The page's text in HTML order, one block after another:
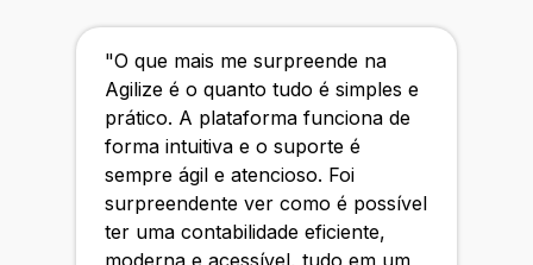
"O que mais me surpreende na
Agilize é o quanto tudo é simples e
prático. A plataforma funciona de
forma intuitiva e o suporte é
sempre ágil e atencioso. Foi
surpreendente ver como é possível
ter uma contabilidade eficiente,
moderna e acessível, tudo em um